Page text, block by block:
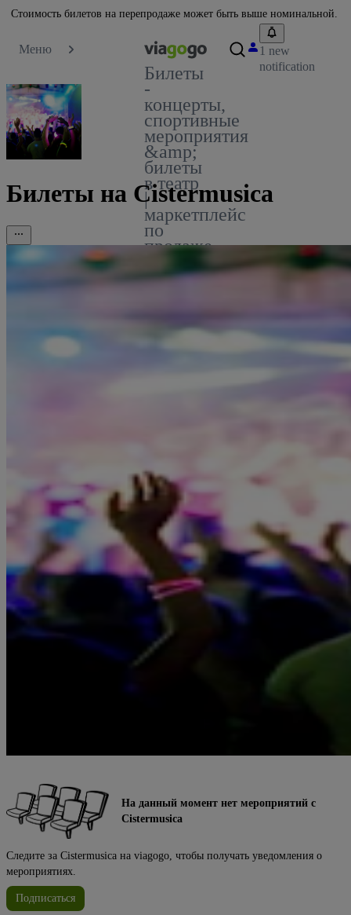
Стоимость билетов на перепродаже может быть выше номинальной.
Меню
Билеты
-
концерты,
спортивные
мероприятия
&amp;
билеты
в театр
|
маркетплейс
по
продаже
viagogo
1 new
notification
Билеты на Cistermusica
На данный момент нет мероприятий с
Cistermusica
Следите за Cistermusica на viagogo, чтобы получать уведомления о
мероприятиях.
Подписаться